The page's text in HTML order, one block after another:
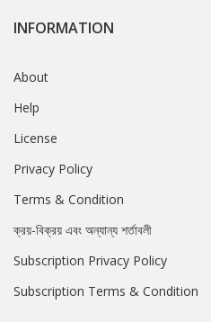
INFORMATION
About
Help
License
Privacy Policy
Terms & Condition
ক্রয়-বিক্রয় এবং অন্যান্য শর্তাবলী
Subscription Privacy Policy
Subscription Terms & Condition